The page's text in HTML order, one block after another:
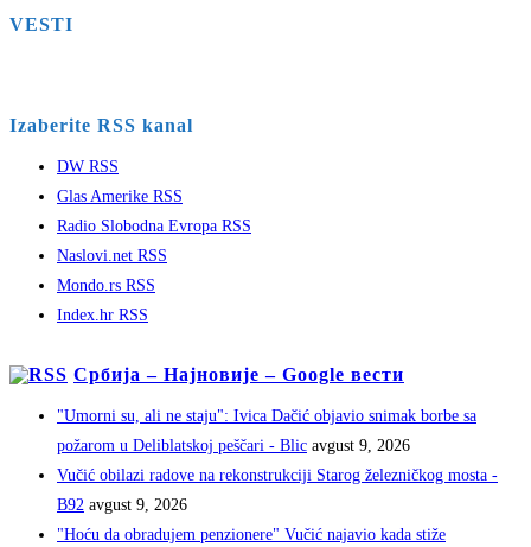
VESTI
Izaberite RSS kanal
DW RSS
Glas Amerike RSS
Radio Slobodna Evropa RSS
Naslovi.net RSS
Mondo.rs RSS
Index.hr RSS
Србија – Најновије – Google вести
"Umorni su, ali ne staju": Ivica Dačić objavio snimak borbe sa
požarom u Deliblatskoj peščari - Blic avgust 9, 2026
Vučić obilazi radove na rekonstrukciji Starog železničkog mosta -
B92 avgust 9, 2026
"Hoću da obradujem penzionere" Vučić najavio kada stiže